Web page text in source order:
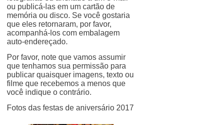
ou publicá-las em um cartão de
memória ou disco. Se você gostaria
que eles retornaram, por favor,
acompanhá-los com embalagem
auto-endereçado.
Por favor, note que vamos assumir
que tenhamos sua permissão para
publicar quaisquer imagens, texto ou
filme que recebemos a menos que
você indique o contrário.
Fotos das festas de aniversário 2017